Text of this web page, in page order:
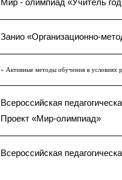
Мир - олимпиад «Учитель
Занио «Организационно-
« Активные методы обучения в условиях
Всероссийская
Проект «Мир-олимпиад»
Всероссийская